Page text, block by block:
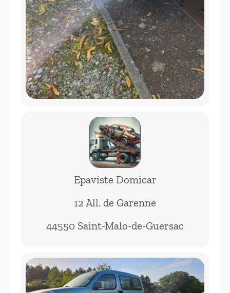
Epaviste Domicar
12 All. de Garenne
44550 Saint-Malo-de-Guersac